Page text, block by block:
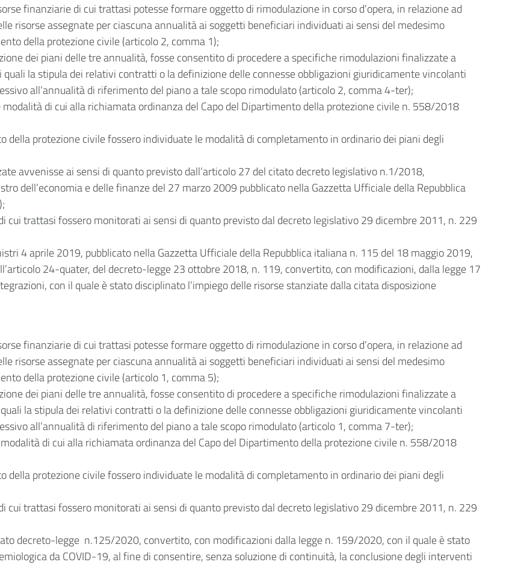
finanziarie di cui trattasi potesse formare oggetto di rimodulazione in corso d’opera, in relazione ad
risorse assegnate per ciascuna annualità ai soggetti beneficiari individuati ai sensi del medesimo
della protezione civile (articolo 2, comma 1);
dei piani delle tre annualità, fosse consentito di procedere a specifiche rimodulazioni finalizzate a
la stipula dei relativi contratti o la definizione delle connesse obbligazioni giuridicamente vincolanti
all’annualità di riferimento del piano a tale scopo rimodulato (articolo 2, comma 4-ter);
di cui alla richiamata ordinanza del Capo del Dipartimento della protezione civile n. 558/2018
della protezione civile fossero individuate le modalità di completamento in ordinario dei piani degli
avvenisse ai sensi di quanto previsto dall’articolo 27 del citato decreto legislativo n.1/2018,
dell’economia e delle finanze del 27 marzo 2009 pubblicato nella Gazzetta Ufficiale della Repubblica
cui trattasi fossero monitorati ai sensi di quanto previsto dal decreto legislativo 29 dicembre 2011, n. 229
4 aprile 2019, pubblicato nella Gazzetta Ufficiale della Repubblica italiana n. 115 del 18 maggio 2019,
24-quater, del decreto-legge 23 ottobre 2018, n. 119, convertito, con modificazioni, dalla legge 17
con il quale è stato disciplinato l’impiego delle risorse stanziate dalla citata disposizione
finanziarie di cui trattasi potesse formare oggetto di rimodulazione in corso d’opera, in relazione ad
risorse assegnate per ciascuna annualità ai soggetti beneficiari individuati ai sensi del medesimo
della protezione civile (articolo 1, comma 5);
dei piani delle tre annualità, fosse consentito di procedere a specifiche rimodulazioni finalizzate a
la stipula dei relativi contratti o la definizione delle connesse obbligazioni giuridicamente vincolanti
all’annualità di riferimento del piano a tale scopo rimodulato (articolo 1, comma 7-ter);
di cui alla richiamata ordinanza del Capo del Dipartimento della protezione civile n. 558/2018
della protezione civile fossero individuate le modalità di completamento in ordinario dei piani degli
cui trattasi fossero monitorati ai sensi di quanto previsto dal decreto legislativo 29 dicembre 2011, n. 229
decreto-legge n.125/2020, convertito, con modificazioni dalla legge n. 159/2020, con il quale è stato
da COVID-19, al fine di consentire, senza soluzione di continuità, la conclusione degli interventi